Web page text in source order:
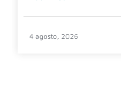
4 agosto, 2026